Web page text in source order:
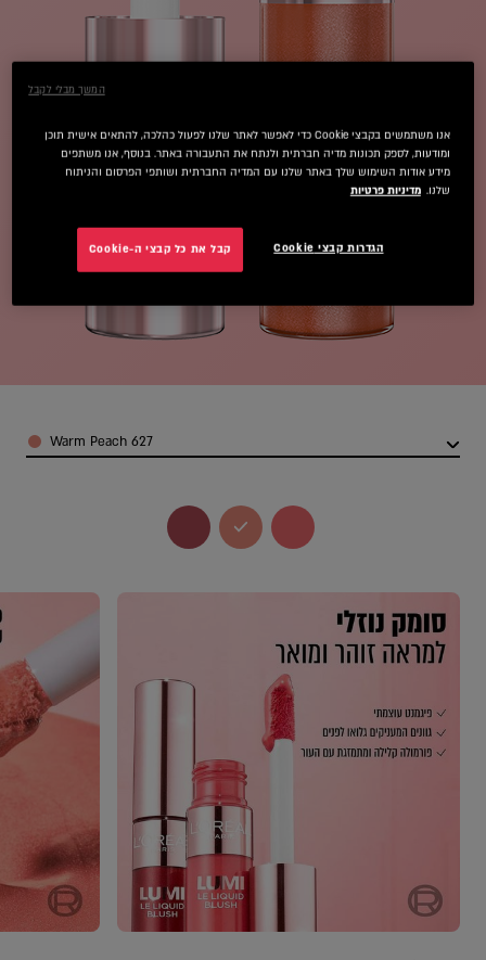
627 Warm Peach
אנו משתמשים בקבצי Cookie כדי לאפשר לאתר שלנו לפעול כהלכה, להתאים אישית תוכן
ומודעות, לספק תכונות מדיה חברתית ולנתח את התעבורה באתר. בנוסף, אנו משתפים
מידע אודות השימוש שלך באתר שלנו עם המדיה החברתית ושותפי הפרסום והניתוח
שלנו. מדיניות פרטיות
הגדרות קבצי Cookie קבל את כל קבצי ה-Cookie
המשך מבלי לקבל